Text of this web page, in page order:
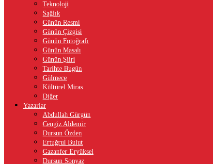
Teknoloji
Sağlık
Günün Resmi
Günün Çizgisi
Günün Fotoğrafı
Günün Masalı
Günün Şiiri
Tarihte Bugün
Gülmece
Kültürel Miras
Diğer
Yazarlar
Abdullah Gürgün
Cengiz Aldemir
Dursun Özden
Ertuğrul Bulut
Gazanfer Eryüksel
Dursun Sonyaz